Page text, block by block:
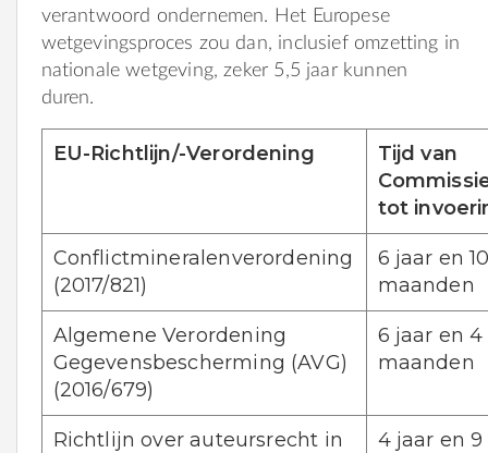
verantwoord ondernemen. Het Europese
wetgevingsproces zou dan, inclusief omzetting in
nationale wetgeving, zeker 5,5 jaar kunnen
duren.
EU-Richtlijn/-Verordening
Tijd van
tot
Conflictmineralenverordening
(2017/821)
6 jaar en
maanden
Algemene Verordening
Gegevensbescherming (AVG)
(2016/679)
6 jaar en 4
maanden
Richtlijn over auteursrecht in
4 jaar en 9